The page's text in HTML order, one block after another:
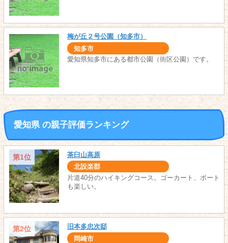
梅が丘２号公園（知多市）
知多市
愛知県知多市にある都市公園（街区公園）です。
愛知県 の親子評価ランキング
第1位 茶臼山高原
北設楽郡
片道40分のハイキングコース。ゴーカート、ボート
も楽しい。
第2位 旧本多忠次邸
岡崎市